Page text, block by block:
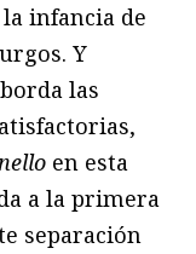
infancia de
Y
las
en esta
a la primera
separación